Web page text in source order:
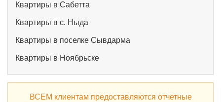
Квартиры в Сабетта
Квартиры в с. Ныда
Квартиры в поселке Сывдарма
Квартиры в Ноябрьске
ВСЕМ клиентам предоставляются отчетные